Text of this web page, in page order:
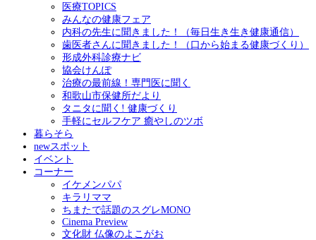
医療TOPICS
みんなの健康フェア
内科の先生に聞きました！（毎日生き生き健康通信）
歯医者さんに聞きました！（口から始まる健康づくり）
形成外科診療ナビ
協会けんぽ
治療の最前線！専門医に聞く
和歌山市保健所だより
タニタに聞く! 健康づくり
手軽にセルフケア 癒やしのツボ
暮らそら
newスポット
イベント
コーナー
イケメンパパ
キラリママ
ちまたで話題のスグレMONO
Cinema Preview
文化財 仏像のよこがお